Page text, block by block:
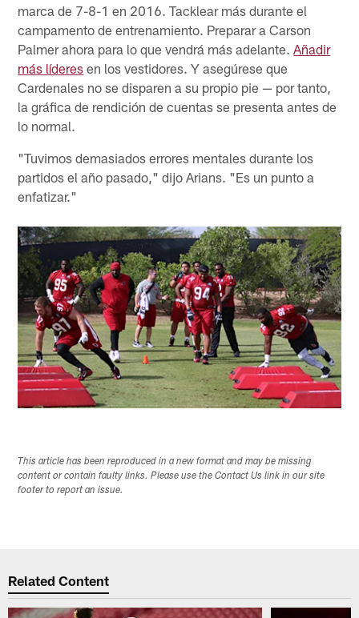
marca de 7-8-1 en 2016. Tacklear más durante el
campamento de entrenamiento. Preparar a Carson
Palmer ahora para lo que vendrá más adelante.Añadir
más líderes en los vestidores. Y asegúrese que
Cardenales no se disparen a su propio pie — por tanto,
la gráfica de rendición de cuentas se presenta antes de
lo normal.
"Tuvimos demasiados errores mentales durante los
partidos el año pasado," dijo Arians. "Es un punto a
enfatizar."
This article has been reproduced in a new format and may be missing
content or contain faulty links. Please use the Contact Us link in our site
footer to report an issue.
Related Content